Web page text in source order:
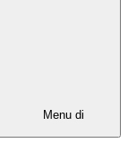
Menu di